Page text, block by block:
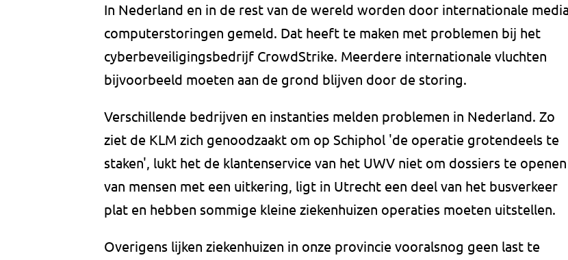
In Nederland en in de rest van de wereld worden door internationale media
computerstoringen gemeld. Dat heeft te maken met problemen bij het
cyberbeveiligingsbedrijf CrowdStrike. Meerdere internationale vluchten
bijvoorbeeld moeten aan de grond blijven door de storing.
Verschillende bedrijven en instanties melden problemen in Nederland. Zo
ziet de KLM zich genoodzaakt om op Schiphol 'de operatie grotendeels te
staken', lukt het de klantenservice van het UWV niet om dossiers te openen
van mensen met een uitkering, ligt in Utrecht een deel van het busverkeer
plat en hebben sommige kleine ziekenhuizen operaties moeten uitstellen.
Overigens lijken ziekenhuizen in onze provincie vooralsnog geen last te